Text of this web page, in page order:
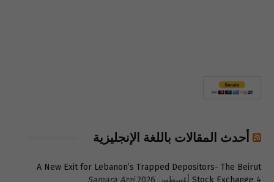
أحدث المقالات باللغة الإنجليزية
A New Exit for Lebanon’s Trapped Depositors- The Beirut